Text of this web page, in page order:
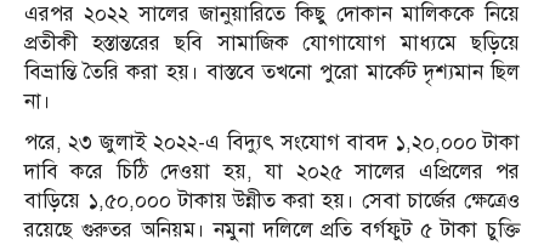
এরপর ২০২২ সালের জানুয়ারিতে কিছু দোকান মালিককে নিয়ে
প্রতীকী হস্তান্তরের ছবি সামাজিক যোগাযোগ মাধ্যমে ছড়িয়ে
বিভ্রান্তি তৈরি করা হয়। বাস্তবে তখনো পুরো মার্কেট দৃশ্যমান ছিল
না।
পরে, ২৩ জুলাই ২০২২-এ বিদ্যুৎ সংযোগ বাবদ ১,২০,০০০ টাকা
দাবি করে চিঠি দেওয়া হয়, যা ২০২৫ সালের এপ্রিলের পর
বাড়িয়ে ১,৫০,০০০ টাকায় উন্নীত করা হয়। সেবা চার্জের ক্ষেত্রেও
রয়েছে গুরুতর অনিয়ম। নমুনা দলিলে প্রতি বর্গফুট ৫ টাকা চুক্তি